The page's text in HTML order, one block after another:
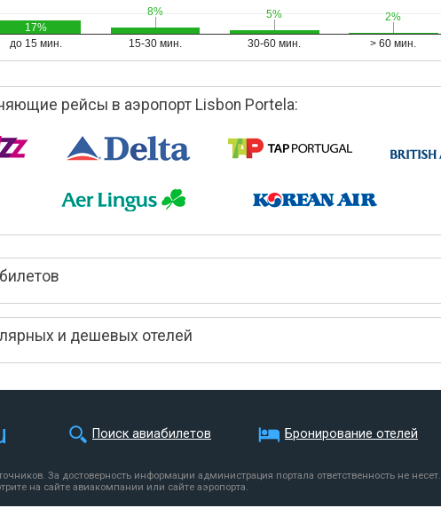
до 15 мин. 15-30 мин. 30-60 мин. > 60 мин.
17%
8%
8% 5%
5% 2%
2%
рейсы в аэропорт Lisbon Portela:
и дешевых отелей
Поиск авиабилетов Бронирование отелей
За достоверность информации администрация портала ответственность не несет.
на сайте авиакомпании или сайте аэропорта.